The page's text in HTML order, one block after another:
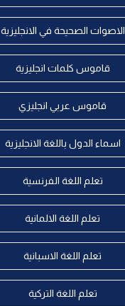
الاصوات الصحيحة في الانجليزية
قاموس كلمات انجليزية
قاموس عربي انجليزي
اسماء الدول باللغة الانجليزية
تعلم اللغة الفرنسية
تعلم اللغة الالمانية
تعلم اللغة الاسبانية
تعلم اللغة التركية